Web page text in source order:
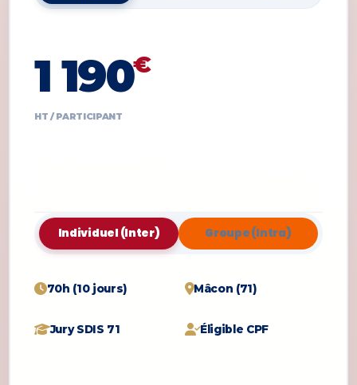
1 190€
HT / PARTICIPANT
Individuel (Inter) Groupe (Intra)
70h (10 jours) Mâcon (71)
Jury SDIS 71 Éligible CPF